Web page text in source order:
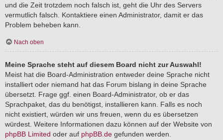
und die Zeit trotzdem noch falsch ist, geht die Uhr des Servers
vermutlich falsch. Kontaktiere einen Administrator, damit er das
Problem beheben kann.
Nach oben
Meine Sprache steht auf diesem Board nicht zur Auswahl!
Meist hat die Board-Administration entweder deine Sprache nicht
installiert oder niemand hat das Forum bislang in deine Sprache
übersetzt. Frage ggf. einen Board-Administrator, ob er das
Sprachpaket, das du benötigst, installieren kann. Falls es noch
nicht existiert, würden wir uns freuen, wenn du es übersetzen
würdest. Weitere Informationen dazu können auf der Website von
phpBB Limited oder auf phpBB.de gefunden werden.